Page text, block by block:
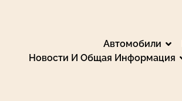
Автомобили
Новости И Общая Информация